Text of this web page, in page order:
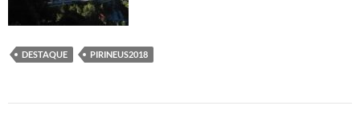
DESTAQUE PIRINEUS2018